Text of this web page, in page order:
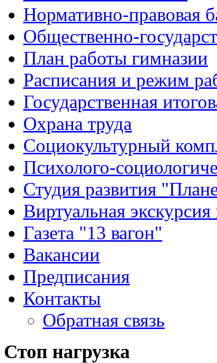
Нормативно-правовая
Общественно-
План работы гимназии
Расписания и режим
Государственная
Охрана труда
Социокультурный
Психолого-
Студия развития
Виртуальная
Газета "13 вагон"
Вакансии
Предписания
Контакты
Обратная связь
Стоп нагрузка